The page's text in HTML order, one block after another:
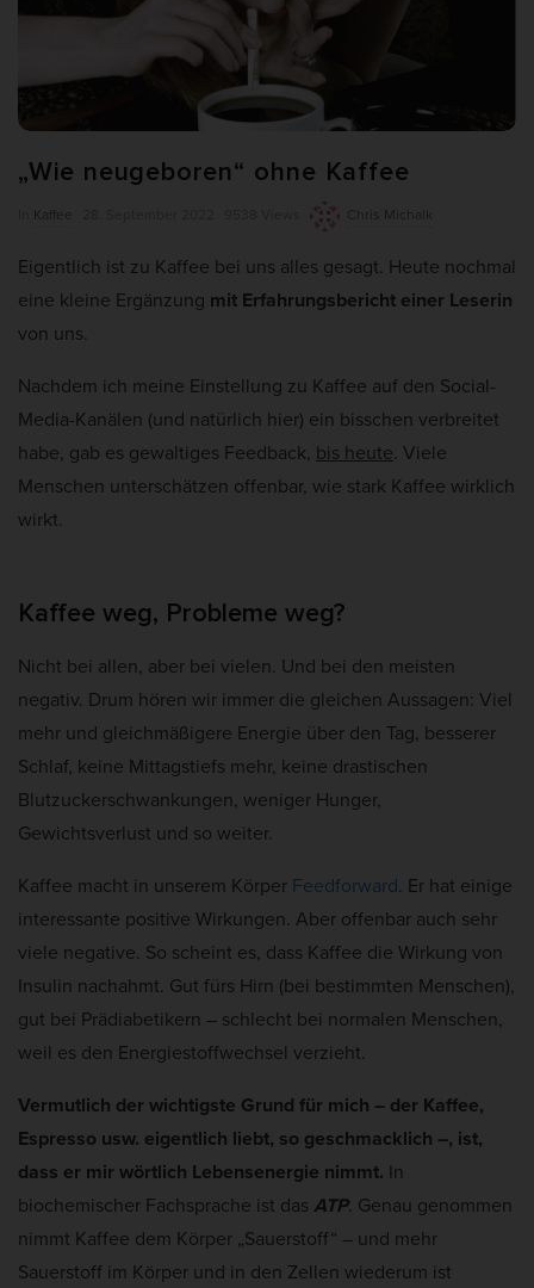
„Wie neugeboren“ ohne Kaffee
Kaffee
b
i
Chris Michalk
Eigentlich ist zu Kaffee bei uns alles gesagt. Heute nochmal
eine kleine Ergänzung mit Erfahrungsbericht einer Leserin
von uns.
Nachdem ich meine Einstellung zu Kaffee auf den Social-
Media-Kanälen (und natürlich hier) ein bisschen verbreitet
habe, gab es gewaltiges Feedback, bis heute. Viele
Menschen unterschätzen offenbar, wie stark Kaffee wirklich
wirkt.
Kaffee weg, Probleme weg?
Nicht bei allen, aber bei vielen. Und bei den meisten
negativ. Drum hören wir immer die gleichen Aussagen: Viel
mehr und gleichmäßigere Energie über den Tag, besserer
Schlaf, keine Mittagstiefs mehr, keine drastischen
Blutzuckerschwankungen, weniger Hunger,
Gewichtsverlust und so weiter.
Kaffee macht in unserem Körper Feedforward. Er hat einige
interessante positive Wirkungen. Aber offenbar auch sehr
viele negative. So scheint es, dass Kaffee die Wirkung von
Insulin nachahmt. Gut fürs Hirn (bei bestimmten Menschen),
gut bei Prädiabetikern – schlecht bei normalen Menschen,
weil es den Energiestoffwechsel verzieht.
Vermutlich der wichtigste Grund für mich – der Kaffee,
Espresso usw. eigentlich liebt, so geschmacklich –, ist,
dass er mir wörtlich Lebensenergie nimmt. In
biochemischer Fachsprache ist das ATP. Genau genommen
nimmt Kaffee dem Körper „Sauerstoff“ – und mehr
Sauerstoff im Körper und in den Zellen wiederum ist
Alle akzeptieren Auswahl verwenden
Nur essenzielle Cookies akzeptieren
Datenschutzeinstellungen
die einwandfreie Funktion und die Sicherheit der Website erforderlich.
Cookie-Informationen anzeigen
Anonyme Statistiken (1)
Statistik-Cookies erfassen Informationen anonym. Diese Informationen
Wenn wir wissen, welche Seiten beliebter sind, können wir unser Angebot
besser auf unsere Besucher abstimmen.
Cookie-Informationen anzeigen
Marketing (5)
über Websites hinweg verfolgen.
Externe Medien (2)
Inhalte von Videoplattformen und Social-Media-Plattformen werden
standardmäßig blockiert. Wenn Cookies von externen Medien akzeptiert
werden, bedarf der Zugriff auf diese Inhalte keiner manuellen Einwilligung
mehr.
Cookie-Informationen anzeigen